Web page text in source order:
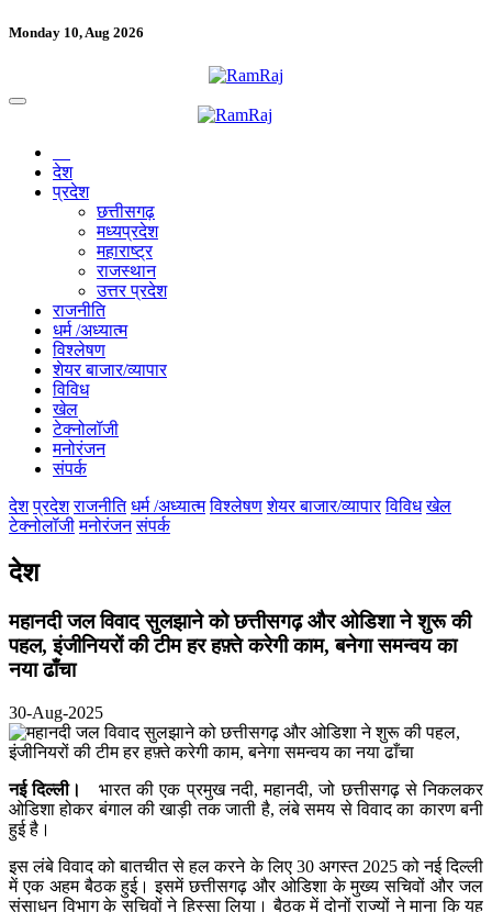
Monday 10, Aug 2026
देश
प्रदेश
छत्तीसगढ़
मध्यप्रदेश
महाराष्ट्र
राजस्थान
उत्तर प्रदेश
राजनीति
धर्म /अध्यात्म
विश्लेषण
शेयर बाजार/व्यापार
विविध
खेल
टेक्नोलॉजी
मनोरंजन
संपर्क
देश प्रदेश राजनीति धर्म /अध्यात्म विश्लेषण शेयर बाजार/व्यापार विविध खेल
टेक्नोलॉजी मनोरंजन संपर्क
देश
महानदी जल विवाद सुलझाने को छत्तीसगढ़ और ओडिशा ने शुरू की
पहल, इंजीनियरों की टीम हर हफ़्ते करेगी काम, बनेगा समन्वय का
नया ढाँचा
30-Aug-2025
नई दिल्ली। भारत की एक प्रमुख नदी, महानदी, जो छत्तीसगढ़ से निकलकर
ओडिशा होकर बंगाल की खाड़ी तक जाती है, लंबे समय से विवाद का कारण बनी
हुई है।
इस लंबे विवाद को बातचीत से हल करने के लिए 30 अगस्त 2025 को नई दिल्ली
में एक अहम बैठक हुई। इसमें छत्तीसगढ़ और ओडिशा के मुख्य सचिवों और जल
संसाधन विभाग के सचिवों ने हिस्सा लिया। बैठक में दोनों राज्यों ने माना कि यह